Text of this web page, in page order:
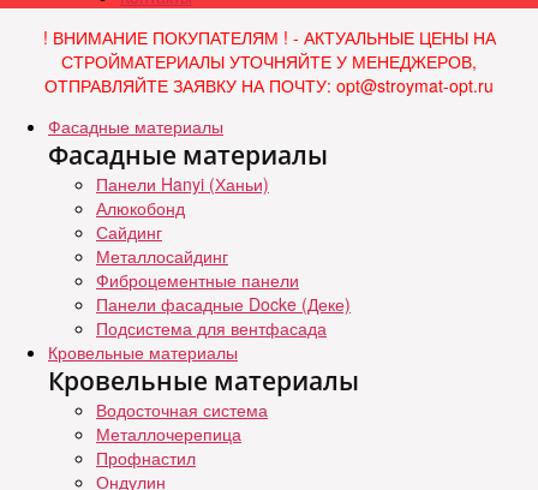
! ВНИМАНИЕ ПОКУПАТЕЛЯМ ! - АКТУАЛЬНЫЕ ЦЕНЫ НА
СТРОЙМАТЕРИАЛЫ УТОЧНЯЙТЕ У МЕНЕДЖЕРОВ,
ОТПРАВЛЯЙТЕ ЗАЯВКУ НА ПОЧТУ: opt@stroymat-opt.ru
Фасадные материалы
Фасадные материалы
Панели Hanyi (Ханьи)
Алюкобонд
Сайдинг
Металлосайдинг
Фиброцементные панели
Панели фасадные Docke (Деке)
Подсистема для вентфасада
Кровельные материалы
Кровельные материалы
Водосточная система
Металлочерепица
Профнастил
Ондулин